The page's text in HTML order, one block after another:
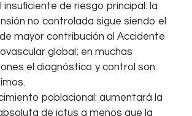
insuficiente de riesgo principal: la
no controlada sigue siendo el
mayor contribución al Accidente
global; en muchas
el diagnóstico y control son
poblacional: aumentará la
de ictus a menos que la